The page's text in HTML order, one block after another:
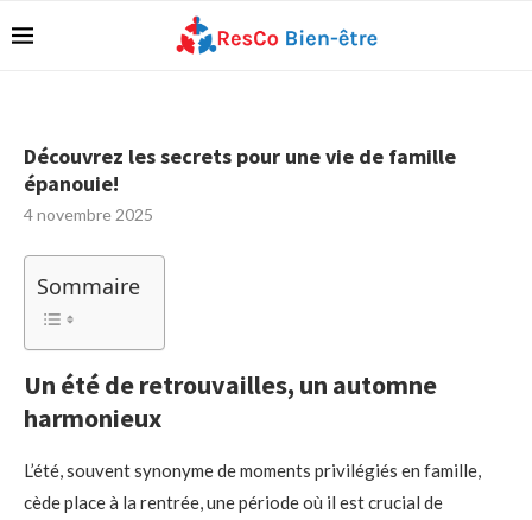
Découvrez les secrets pour une vie de famille
épanouie!
4 novembre 2025
Sommaire
Un été de retrouvailles, un automne
harmonieux
L’été, souvent synonyme de moments privilégiés en famille,
cède place à la rentrée, une période où il est crucial de